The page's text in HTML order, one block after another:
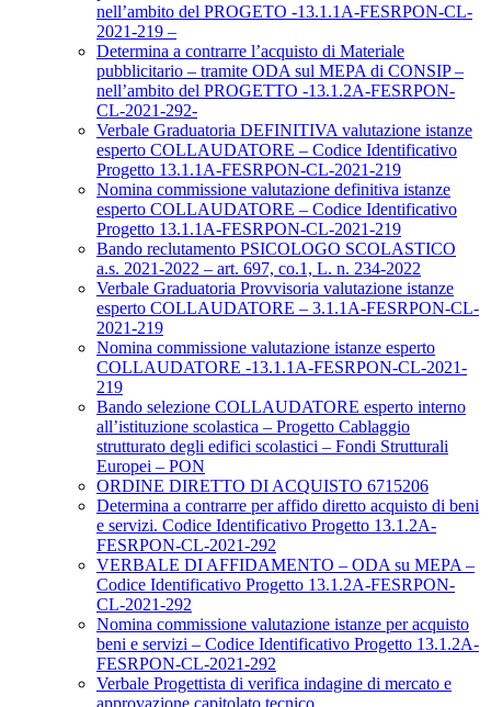
nell’ambito del PROGETO -13.1.1A-FESRPON-CL-
2021-219 –
Determina a contrarre l’acquisto di Materiale
pubblicitario – tramite ODA sul MEPA di CONSIP –
nell’ambito del PROGETTO -13.1.2A-FESRPON-
CL-2021-292-
Verbale Graduatoria DEFINITIVA valutazione istanze
esperto COLLAUDATORE – Codice Identificativo
Progetto 13.1.1A-FESRPON-CL-2021-219
Nomina commissione valutazione definitiva istanze
esperto COLLAUDATORE – Codice Identificativo
Progetto 13.1.1A-FESRPON-CL-2021-219
Bando reclutamento PSICOLOGO SCOLASTICO
a.s. 2021-2022 – art. 697, co.1, L. n. 234-2022
Verbale Graduatoria Provvisoria valutazione istanze
esperto COLLAUDATORE – 3.1.1A-FESRPON-CL-
2021-219
Nomina commissione valutazione istanze esperto
COLLAUDATORE -13.1.1A-FESRPON-CL-2021-
219
Bando selezione COLLAUDATORE esperto interno
all’istituzione scolastica – Progetto Cablaggio
strutturato degli edifici scolastici – Fondi Strutturali
Europei – PON
ORDINE DIRETTO DI ACQUISTO 6715206
Determina a contrarre per affido diretto acquisto di beni
e servizi. Codice Identificativo Progetto 13.1.2A-
FESRPON-CL-2021-292
VERBALE DI AFFIDAMENTO – ODA su MEPA –
Codice Identificativo Progetto 13.1.2A-FESRPON-
CL-2021-292
Nomina commissione valutazione istanze per acquisto
beni e servizi – Codice Identificativo Progetto 13.1.2A-
FESRPON-CL-2021-292
Verbale Progettista di verifica indagine di mercato e